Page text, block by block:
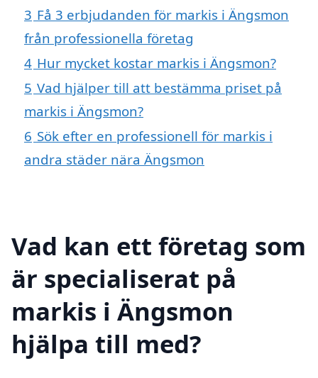
3 Få 3 erbjudanden för markis i Ängsmon
från professionella företag
4 Hur mycket kostar markis i Ängsmon?
5 Vad hjälper till att bestämma priset på
markis i Ängsmon?
6 Sök efter en professionell för markis i
andra städer nära Ängsmon
Vad kan ett företag som
är specialiserat på
markis i Ängsmon
hjälpa till med?